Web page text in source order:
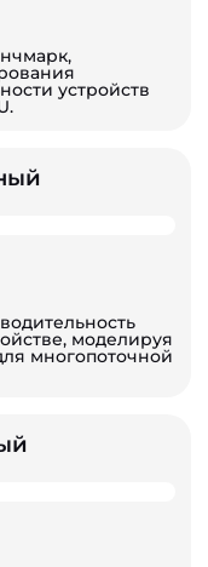
устройств
моделируя
многопоточной